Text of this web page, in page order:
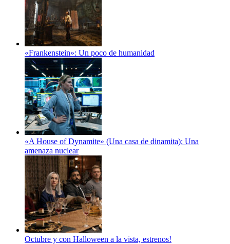
«Frankenstein»: Un poco de humanidad
«A House of Dynamite» (Una casa de dinamita): Una
amenaza nuclear
Octubre y con Halloween a la vista, estrenos!